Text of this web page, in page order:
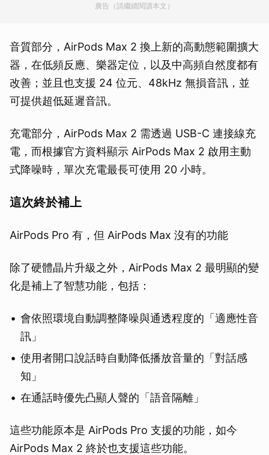
廣告（請繼續閱讀本文）
音質部分，AirPods Max 2 換上新的高動態範圍擴大
器，在低頻反應、樂器定位，以及中高頻自然度都有
改善；並且也支援 24 位元、48kHz 無損音訊，並
可提供超低延遲音訊。
充電部分，AirPods Max 2 需透過 USB-C 連接線充
電，而根據官方資料顯示 AirPods Max 2 啟用主動
式降噪時，單次充電最長可使用 20 小時。
這次終於補上
AirPods Pro 有，但 AirPods Max 沒有的功能
除了硬體晶片升級之外，AirPods Max 2 最明顯的變
化是補上了智慧功能，包括：
會依照環境自動調整降噪與通透程度的「適應性音
訊」
使用者開口說話時自動降低播放音量的「對話感
知」
在通話時優先凸顯人聲的「語音隔離」
這些功能原本是 AirPods Pro 支援的功能，如今
AirPods Max 2 終於也支援這些功能。